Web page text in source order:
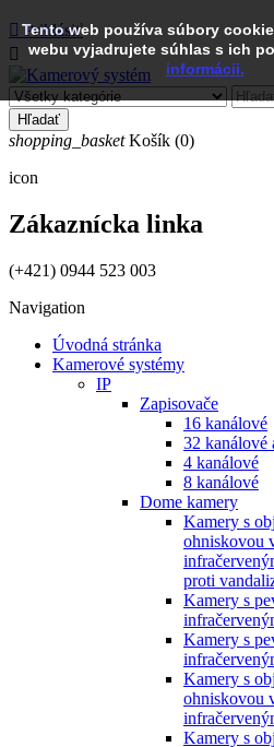
Tento web používa súbory
webu vyjadrujete súhlas s ich
informácii.
 Prihlásiť

Hľadať
shopping_basket Košík (0)
icon
Zákaznícka linka
(+421) 0944 523 003
Navigation
Úvodná stránka
Kamerové systémy
IP
Zapisovače
16 kanálové
32 kanálové
4 kanálové
8 kanálové
Dome kamery
Kamery s
ohniskovou
proti
Kamery s
Kamery s
Kamery s
ohniskovou
Kamery s